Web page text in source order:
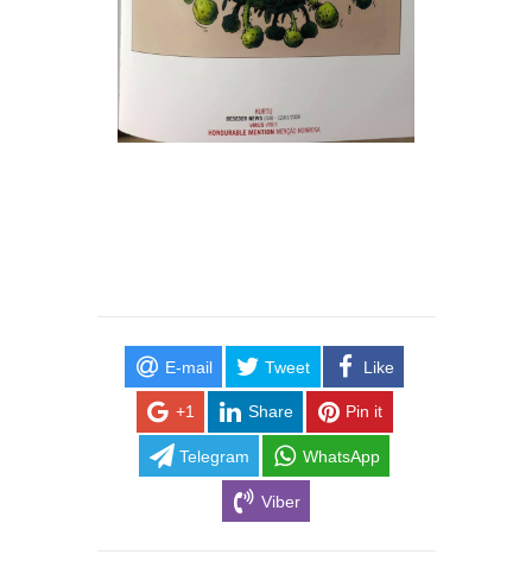
E-mail Tweet Like
+1 Share Pin it
Telegram WhatsApp
Viber